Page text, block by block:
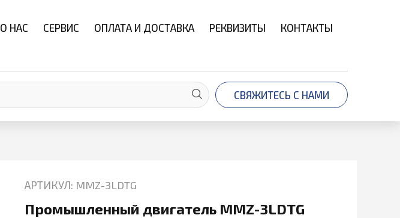
О НАС СЕРВИС ОПЛАТА И ДОСТАВКА РЕКВИЗИТЫ КОНТАКТЫ
СВЯЖИТЕСЬ С НАМИ
АРТИКУЛ: MMZ-3LDTG
Промышленный двигатель MMZ-3LDTG